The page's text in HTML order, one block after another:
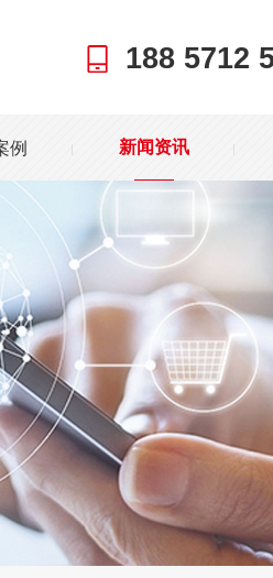
188 5712
例 新闻资讯